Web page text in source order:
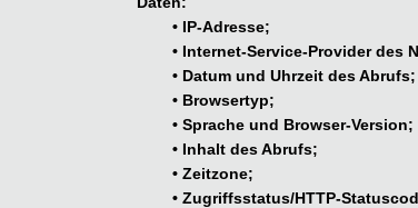
• IP-Adresse;
• Internet-Service-Provider des
• Datum und Uhrzeit des Abrufs;
• Browsertyp;
• Sprache und Browser-Version;
• Inhalt des Abrufs;
• Zeitzone;
• Zugriffsstatus/HTTP-